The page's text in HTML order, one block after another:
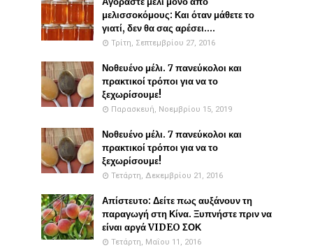
μελισσοκόμους: Και όταν μάθετε το
γιατί, δεν θα σας αρέσει....
Τρίτη, Σεπτεμβρίου 27, 2016
Νοθευένο μέλι. 7 πανεύκολοι και
πρακτικοί τρόποι για να το
ξεχωρίσουμε!
Παρασκευή, Νοεμβρίου 15, 2019
Νοθευένο μέλι. 7 πανεύκολοι και
πρακτικοί τρόποι για να το
ξεχωρίσουμε!
Τετάρτη, Δεκεμβρίου 21, 2016
Απίστευτο: Δείτε πως αυξάνουν τη
παραγωγή στη Κίνα. Ξυπνήστε πριν να
είναι αργά VIDEO ΣΟΚ
Τετάρτη, Μαΐου 11, 2016